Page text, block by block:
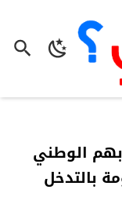
الوطني
بالتدخل